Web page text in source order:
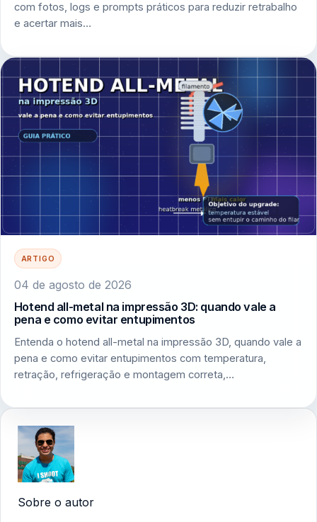
com fotos, logs e prompts práticos para reduzir retrabalho
e acertar mais…
ARTIGO
04 de agosto de 2026
Hotend all-metal na impressão 3D: quando vale a
pena e como evitar entupimentos
Entenda o hotend all-metal na impressão 3D, quando vale a
pena e como evitar entupimentos com temperatura,
retração, refrigeração e montagem correta,…
Sobre o autor